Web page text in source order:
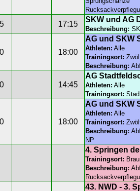
17:15
SKW und AG
Beschreibung:
18:00
AG und SKW
Athleten: Alle
Trainingsort:
Beschreibung:
14:45
AG
Athleten: Alle
Trainingsort:
18:00
AG und SKW
Athleten: Alle
Trainingsort:
Beschreibung:
NP
4. Springen
Trainingsort:
Beschreibung:
43. NWD - 3.